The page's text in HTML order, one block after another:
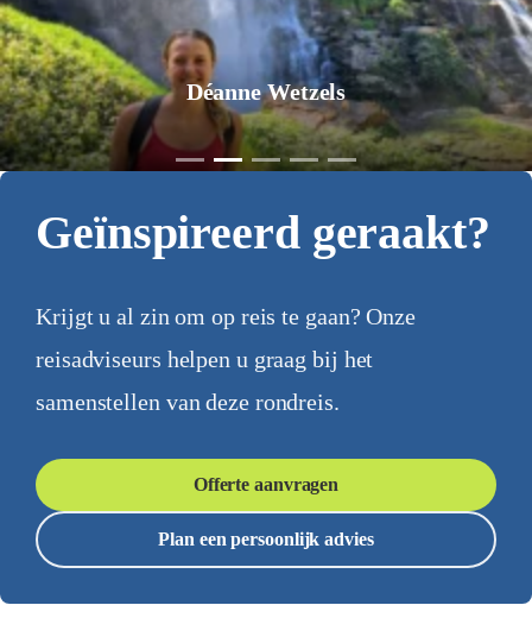
Déanne Wetzels
Geïnspireerd geraakt?
Krijgt u al zin om op reis te gaan? Onze
reisadviseurs helpen u graag bij het
samenstellen van deze rondreis.
Offerte aanvragen
Plan een persoonlijk advies